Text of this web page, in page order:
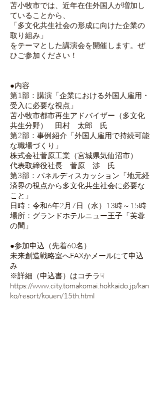
苫小牧市では、近年在住外国人が増加し
ていることから、
「多文化共生社会の形成に向けた企業の
取り組み」
をテーマとした講演会を開催します。ぜ
ひご参加ください！
●内容
第1部：講演「企業における外国人雇用・
受入に必要な視点」
苫小牧市都市再生アドバイザー（多文化
共生分野） 田村 太郎 氏
第2部：事例紹介「外国人雇用で持続可能
な職場づくり」
株式会社菅原工業（宮城県気仙沼市）
代表取締役社長 菅原 渉 氏
第3部：パネルディスカッション「地元経
済界の視点から多文化共生社会に必要な
こと」
日時：令和6年2月7日（水）13時～15時
場所：グランドホテルニュー王子「芙蓉
の間」
●参加申込（先着60名）
未来創造戦略室へFAXかメールにて申込
み
※詳細（申込書）はコチラ☟
https://www.city.tomakomai.hokkaido.jp/kan
ko/resort/kouen/15th.html